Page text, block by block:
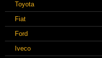
Toyota
Fiat
Ford
Iveco